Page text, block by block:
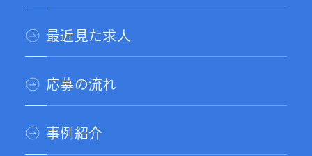
最近見た求人
応募の流れ
事例紹介